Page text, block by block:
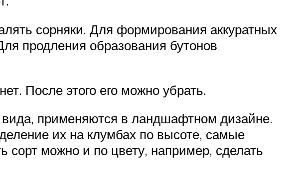
сорняки. Для формирования аккуратных
продления образования бутонов
После этого его можно убрать.
вида, применяются в ландшафтном дизайне.
их на клумбах по высоте, самые
можно и по цвету, например, сделать